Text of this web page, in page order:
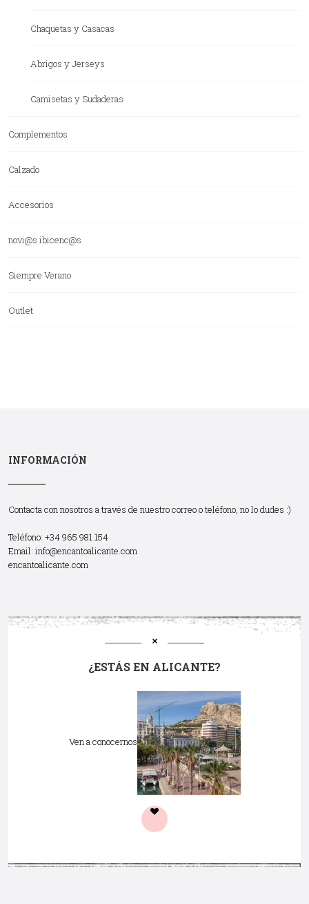
Chaquetas y Casacas
Abrigos y Jerseys
Camisetas y Sudaderas
Complementos
Calzado
Accesorios
novi@s ibicenc@s
Siempre Verano
Outlet
INFORMACIÓN
Contacta con nosotros a través de nuestro correo o teléfono, no lo dudes :)
Teléfono: +34 965 981 154
Email: info@encantoalicante.com
encantoalicante.com
¿ESTÁS EN ALICANTE?
Ven a conocernos